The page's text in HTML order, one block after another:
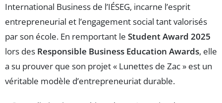
International Business de l’IÉSEG, incarne l’esprit
entrepreneurial et l’engagement social tant valorisés
par son école. En remportant le Student Award 2025
lors des Responsible Business Education Awards, elle
a su prouver que son projet « Lunettes de Zac » est un
véritable modèle d’entrepreneuriat durable.